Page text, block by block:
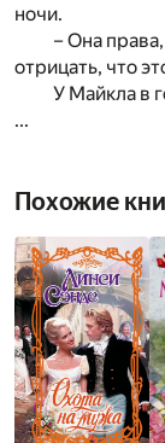
ночи.
– Она
отрицать, что
У Майкла в
...
Похожие